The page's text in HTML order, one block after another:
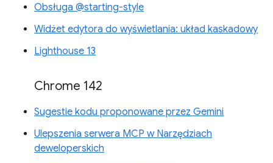
Obsługa @starting-style
Widżet edytora do wyświetlania: układ kaskadowy
Lighthouse 13
Chrome 142
Sugestie kodu proponowane przez Gemini
Ulepszenia serwera MCP w Narzędziach
deweloperskich